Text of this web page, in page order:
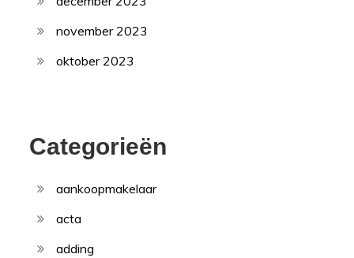
november 2023
oktober 2023
Categorieën
aankoopmakelaar
acta
adding